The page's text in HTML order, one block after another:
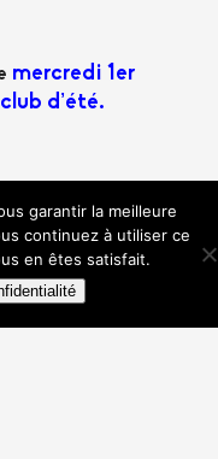
mercredi 1er
d’été.
garantir la meilleure
continuez à utiliser ce
en êtes satisfait.